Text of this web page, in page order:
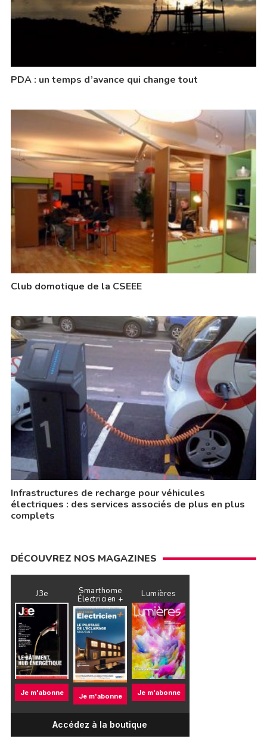
PDA : un temps d’avance qui change tout
Club domotique de la CSEEE
Infrastructures de recharge pour véhicules
électriques : des services associés de plus en plus
complets
DÉCOUVREZ NOS MAGAZINES
J3e
Je m'abonne
Smarthome
Électricien +
Je m'abonne
Lumières
Je m'abonne
Accédez à la boutique